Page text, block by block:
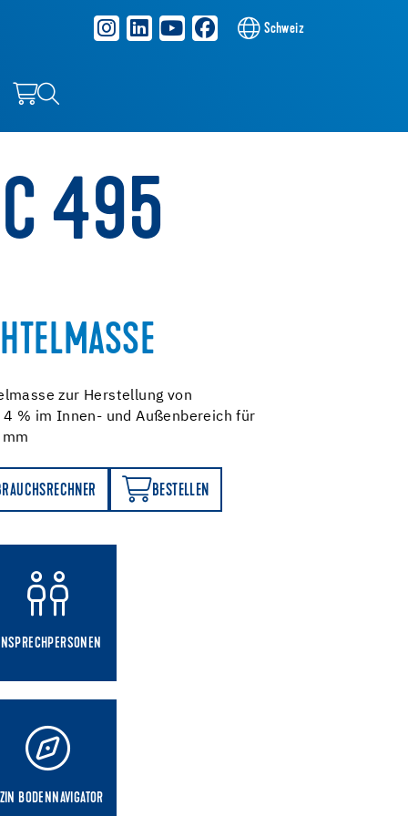
Schweiz
495
zur Herstellung von
% im Innen- und Außenbereich für
BESTELLEN
BESTELLEN
BODENNAVIGATOR